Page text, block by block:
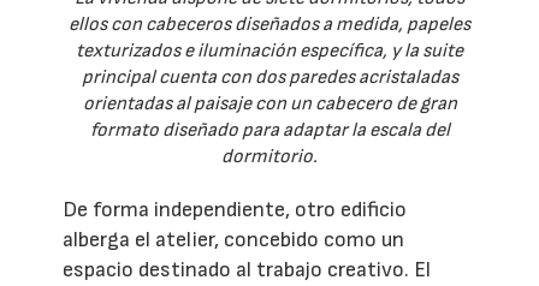
ellos con cabeceros diseñados a medida, papeles
texturizados e iluminación específica, y la suite
principal cuenta con dos paredes acristaladas
orientadas al paisaje con un cabecero de gran
formato diseñado para adaptar la escala del
dormitorio.
De forma independiente, otro edificio
alberga el atelier, concebido como un
espacio destinado al trabajo creativo. El